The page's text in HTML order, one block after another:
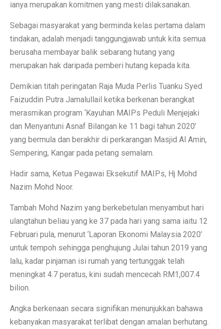
ianya merupakan komitmen yang mesti dilaksanakan.
Sebagai masyarakat yang berminda kelas pertama dalam
tindakan, adalah menjadi tanggungjawab untuk kita semua
berusaha membayar balik sebarang hutang yang
merupakan hak daripada pemberi hutang kepada kita.
Demikian titah peringatan Raja Muda Perlis Tuanku Syed
Faizuddin Putra Jamalullail ketika berkenan berangkat
merasmikan program ‘Kayuhan MAIPs Peduli Menjejaki
dan Menyantuni Asnaf Bilangan ke 11 bagi tahun 2020’
yang bermula dan berakhir di perkarangan Masjid Al Amin,
Sempering, Kangar pada petang semalam.
Hadir sama, Ketua Pegawai Eksekutif MAIPs, Hj Mohd
Nazim Mohd Noor.
Tambah Mohd Nazim yang berkebetulan menyambut hari
ulangtahun beliau yang ke 37 pada hari yang sama iaitu 12
Februari pula, menurut ‘Laporan Ekonomi Malaysia 2020’
untuk tempoh sehingga penghujung Julai tahun 2019 yang
lalu, kadar pinjaman isi rumah yang tertunggak telah
meningkat 4.7 peratus, kini sudah mencecah RM1,007.4
bilion.
Angka berkenaan secara signifikan menunjukkan bahawa
kebanyakan masyarakat terlibat dengan amalan berhutang.